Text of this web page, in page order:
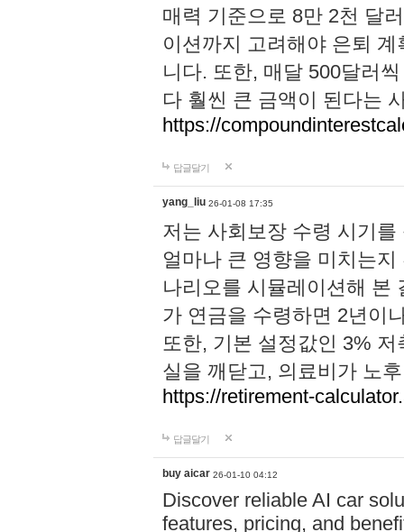
매력 기준으로 8만 2천 달
이션까지 고려해야 은퇴
니다. 또한, 매달 500달러
다 훨씬 큰 금액이 된다는
https://
답글달기
yang_liu 26-01-08 17:35
저는 사회보장 수령 시기
얼마나 큰 영향을 미치는
나리오를 시뮬레이션해 본
가 연금을 수령하면 2년이
또한, 기본 설정값인 3%
실을 깨닫고, 의료비가 노
https://retirement-
답글달기
buy aicar 26-01-10 04:12
Discover reliable AI car
features, pricing, and